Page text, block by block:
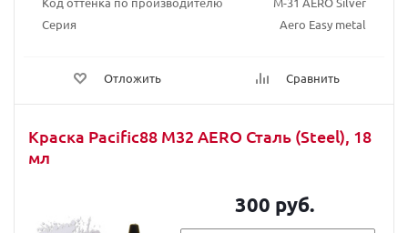
Серия
Aero Easy metal
Отложить Сравнить
Краска Pacific88 M32 AERO Сталь (Steel), 18
мл
300 руб.